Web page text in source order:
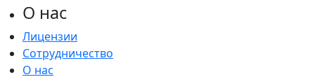
О нас
Лицензии
Сотрудничество
О нас